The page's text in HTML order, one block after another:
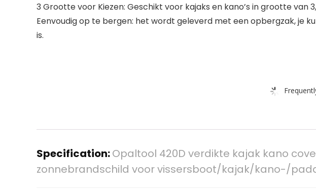
3 Grootte voor Kiezen: Geschikt voor kajaks en kano’s in grootte van
Eenvoudig op te bergen: het wordt geleverd met een opbergzak, je
is.
Specification:Opaltool 420D verdikte kajak kano
zonnebrandschild voor vissersboot/kajak/kano-/